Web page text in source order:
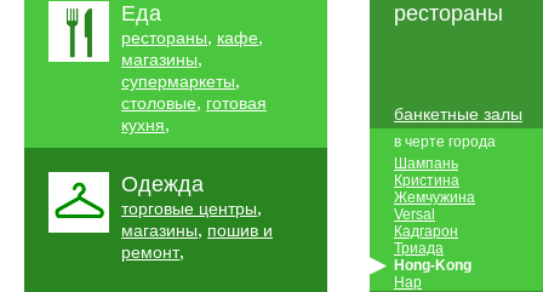
Еда
рестораны, кафе,
магазины,
супермаркеты,
столовые, готовая
кухня,
Одежда
торговые центры,
магазины, пошив и
ремонт,
рестораны
банкетные залы
в черте города
Шампань
Кристина
Жемчужина
Versal
Кадгарон
Триада
Hong-Kong
Нар